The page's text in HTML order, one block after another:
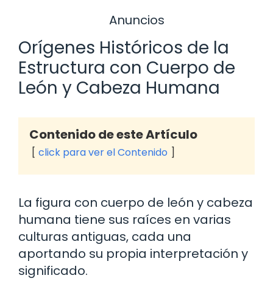
Anuncios
Orígenes Históricos de la
Estructura con Cuerpo de
León y Cabeza Humana
Contenido de este Artículo
click para ver el Contenido
La figura con cuerpo de león y cabeza
humana tiene sus raíces en varias
culturas antiguas, cada una
aportando su propia interpretación y
significado.